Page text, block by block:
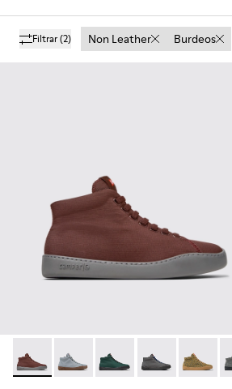
Filtrar(2) Non Leather Burdeos
Peu Touring - K400374-031 -
Peu Touring - K400374-034
Peu Touring -Peu Touring -
Peu